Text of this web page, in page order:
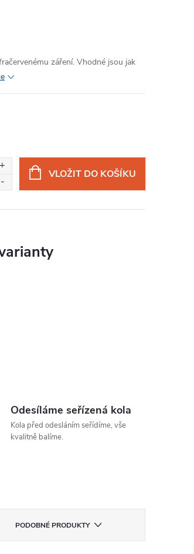
záření. Vhodné jsou jak
VLOŽIT DO KOŠÍKU
Odesíláme seřízená kola
Kola před odesláním seřídíme, vše
kvalitně balíme.
PODOBNÉ PRODUKTY